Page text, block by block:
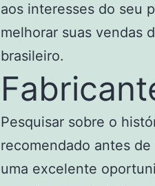
aos interesses do seu
melhorar suas vendas
brasileiro.
Pesquisar sobre o
recomendado antes
uma excelente